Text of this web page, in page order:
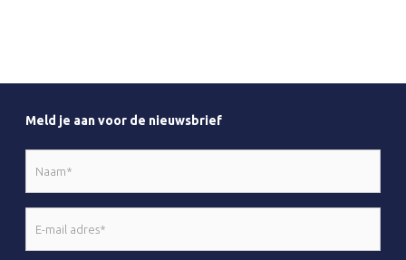
Meld je aan voor de nieuwsbrief